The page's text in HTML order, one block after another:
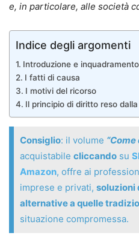
e, in particolare, alle società
Indice degli argomenti
Introduzione e
I fatti di causa
I motivi del ricorso
Il principio di diritto reso
Consiglio: il volume
acquistabile cliccando su
Amazon, offre ai
imprese e privati, soluzioni
alternative a quelle
situazione compromessa.